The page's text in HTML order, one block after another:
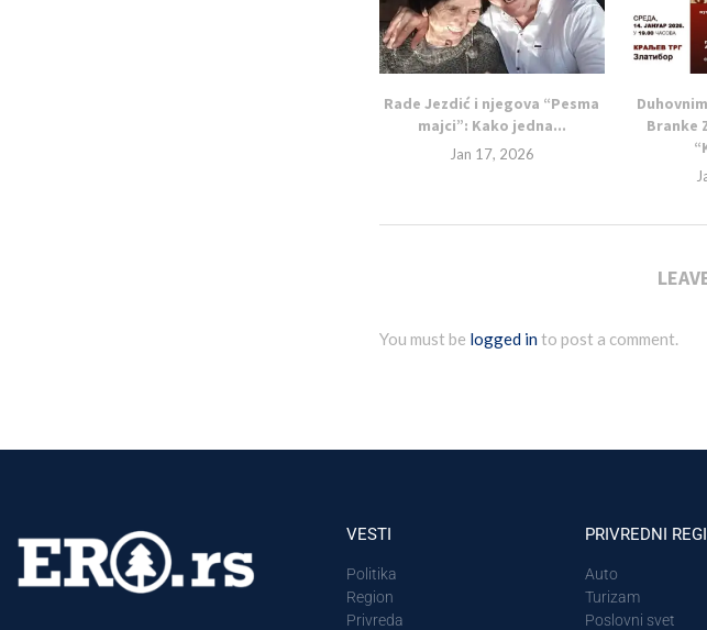
Rade Jezdić i njegova “Pesma
majci”: Kako jedna...
Jan 17, 2026
Branke
You must be logged into post a comment.
VESTI
Politika
Region
Privreda
PRIVREDNI
Auto
Turizam
Poslovni svet